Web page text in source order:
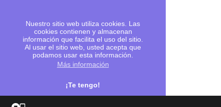
Nuestro sitio web utiliza cookies. Las
cookies contienen y almacenan
información que facilita el uso del sitio.
Al usar el sitio web, usted acepta que
podamos usar esta información.
Más información
¡Te tengo!